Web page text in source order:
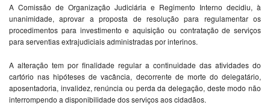
A Comissão de Organização Judiciária e Regimento Interno decidiu, à
unanimidade, aprovar a proposta de resolução para regulamentar os
procedimentos para investimento e aquisição ou contratação de serviços
para serventias extrajudiciais administradas por interinos.
A alteração tem por finalidade regular a continuidade das atividades do
cartório nas hipóteses de vacância, decorrente de morte do delegatário,
aposentadoria, invalidez, renúncia ou perda da delegação, deste modo não
interrompendo a disponibilidade dos serviços aos cidadãos.